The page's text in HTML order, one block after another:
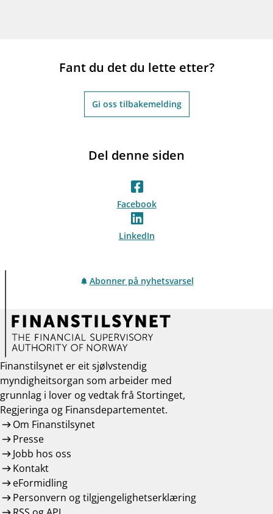
Fant du det du lette etter?
Gi oss tilbakemelding
Del denne siden
Facebook
LinkedIn
Abonner på nyhetsvarsel
Finanstilsynet er eit sjølvstendig
myndigheitsorgan som arbeider med
grunnlag i lover og vedtak frå Stortinget,
Regjeringa og Finansdepartementet.
Om Finanstilsynet
Presse
Jobb hos oss
Kontakt
eFormidling
Personvern og tilgjengelighetserklæring